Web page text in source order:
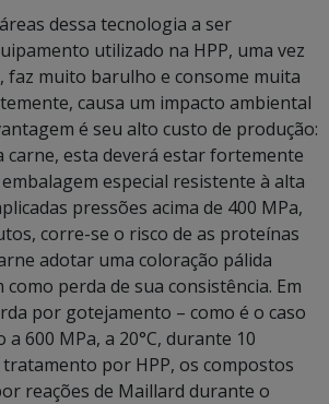
dessa tecnologia a ser
utilizado na HPP, uma vez
faz muito barulho e consome muita
causa um impacto ambiental
é seu alto custo de produção:
carne, esta deverá estar fortemente
especial resistente à alta
pressões acima de 400 MPa,
corre-se o risco de as proteínas
adotar uma coloração pálida
perda de sua consistência. Em
por gotejamento – como é o caso
600 MPa, a 20°C, durante 10
por HPP, os compostos
reações de Maillard durante o